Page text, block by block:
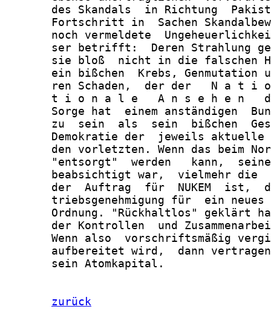
des Skandals  in Richtung
Fortschritt in  Sachen
noch vermeldete
ser betrifft:  Deren Strahlung
sie bloß  nicht in die falschen
ein bißchen  Krebs, Genmutation
ren Schaden,  der der   N a t i
t i o n a l e   A n s e h e n
Sorge hat  einem anständigen
zu  sein  als  sein  bißchen
Demokratie der  jeweils
den vorletzten. Wenn das beim
"entsorgt"  werden   kann,
beabsichtigt war,  vielmehr die
der  Auftrag  für  NUKEM  ist,
triebsgenehmigung für  ein
Ordnung. "Rückhaltlos" geklärt
der Kontrollen  und
Wenn also  vorschriftsmäßig
aufbereitet wird,  dann
       sein Atomkapital.
zurück